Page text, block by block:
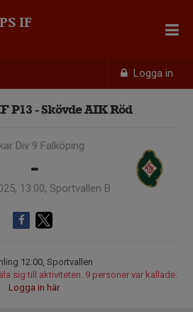
Logga in
IF
P13 - Skövde AIK Röd
Div 9 Falköping
-
13:00, Sportvallen B
12:00, Sportvallen
sig till aktiviteten. 9 personer var kallade.
Logga in här